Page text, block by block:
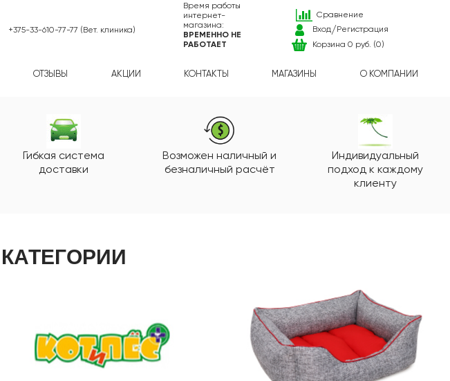
+375-33-610-77-77 (Вет. клиника)
Время работы
интернет-
магазина:
ВРЕМЕННО НЕ
РАБОТАЕТ
Сравнение
Вход/Регистрация
Корзина 0 руб. (0)
ОТЗЫВЫ АКЦИИ КОНТАКТЫ МАГАЗИНЫ О КОМПАНИИ
Гибкая система
доставки
Возможен наличный и
безналичный расчёт
Индивидуальный
подход к каждому
клиенту